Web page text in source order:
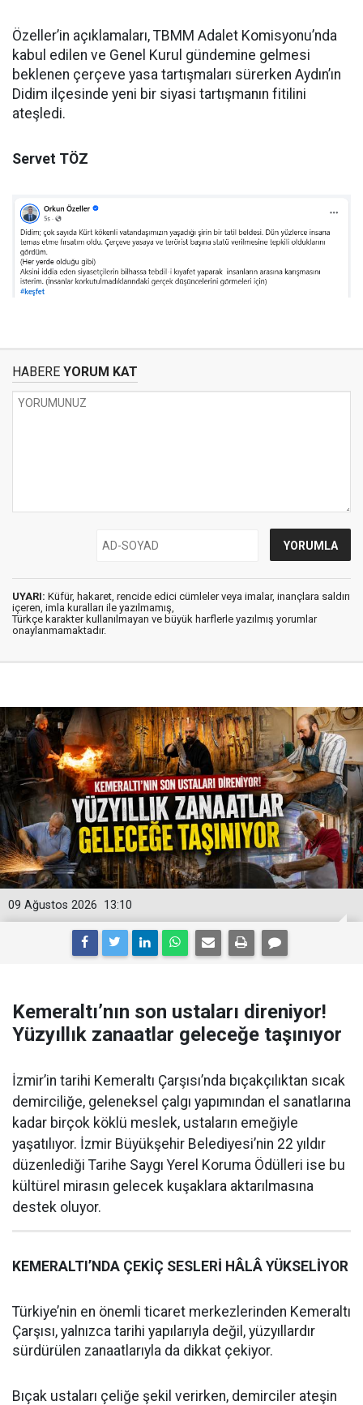
Özeller’in açıklamaları, TBMM Adalet Komisyonu’nda
kabul edilen ve Genel Kurul gündemine gelmesi
beklenen çerçeve yasa tartışmaları sürerken Aydın’ın
Didim ilçesinde yeni bir siyasi tartışmanın fitilini
ateşledi.
Servet TÖZ
HABERE YORUM KAT
UYARI: Küfür, hakaret, rencide edici cümleler veya imalar, inançlara saldırı
içeren, imla kuralları ile yazılmamış,
Türkçe karakter kullanılmayan ve büyük harflerle yazılmış yorumlar
onaylanmamaktadır.
13:10
09 Ağustos 2026
Kemeraltı’nın son ustaları direniyor!
Yüzyıllık zanaatlar geleceğe taşınıyor
İzmir’in tarihi Kemeraltı Çarşısı’nda bıçakçılıktan sıcak
demirciliğe, geleneksel çalgı yapımından el sanatlarına
kadar birçok köklü meslek, ustaların emeğiyle
yaşatılıyor. İzmir Büyükşehir Belediyesi’nin 22 yıldır
düzenlediği Tarihe Saygı Yerel Koruma Ödülleri ise bu
kültürel mirasın gelecek kuşaklara aktarılmasına
destek oluyor.
KEMERALTI’NDA ÇEKİÇ SESLERİ HÂLÂ YÜKSELİYOR
Türkiye’nin en önemli ticaret merkezlerinden Kemeraltı
Çarşısı, yalnızca tarihi yapılarıyla değil, yüzyıllardır
sürdürülen zanaatlarıyla da dikkat çekiyor.
Bıçak ustaları çeliğe şekil verirken, demirciler ateşin